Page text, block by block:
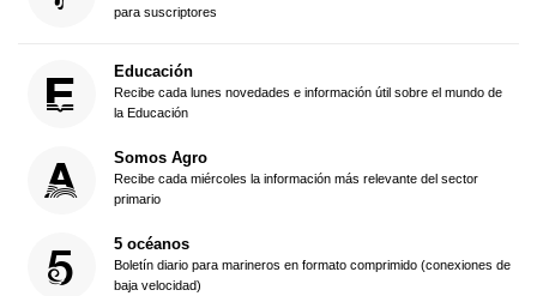
para suscriptores
Educación
Recibe cada lunes novedades e información útil sobre el mundo de
la Educación
Somos Agro
Recibe cada miércoles la información más relevante del sector
primario
5 océanos
Boletín diario para marineros en formato comprimido (conexiones de
baja velocidad)